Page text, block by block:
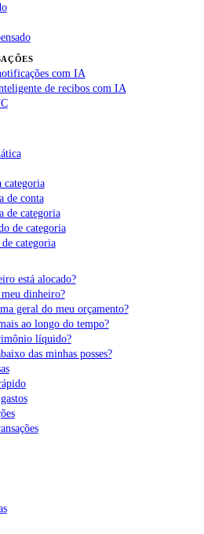
com IA
de recibos com IA
categoria
de conta
de categoria
de categoria
categoria
está alocado?
dinheiro?
geral do meu orçamento?
ao longo do tempo?
líquido?
das minhas posses?